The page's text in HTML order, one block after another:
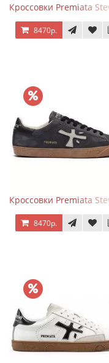
Кроссовки Premiata
8470р.
Кроссовки Premiata
8470р.